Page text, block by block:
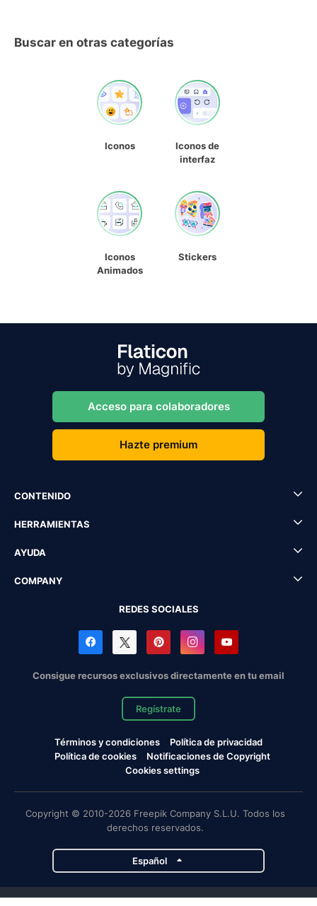
Buscar en otras categorías
Iconos
Iconos de
interfaz
Iconos
Animados
Stickers
Acceso para colaboradores
Hazte premium
CONTENIDO
HERRAMIENTAS
AYUDA
COMPANY
REDES SOCIALES
Consigue recursos exclusivos directamente en tu email
Regístrate
Términos y condiciones
Política de privacidad
Política de cookies
Notificaciones de Copyright
Cookies settings
Copyright © 2010-2026 Freepik Company S.L.U. Todos los
derechos reservados.
Español